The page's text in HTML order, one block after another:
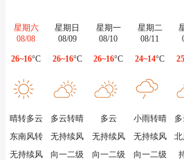
星期六
08/08
26~16°C
晴转多云
东南风转
无持续风
星期日
08/09
26~16°C
多云转晴
无持续风
向一二级
星期一
08/10
26~16°C
多云
无持续风
向一二级
星期二
08/11
24~14°C
小雨转晴
无持续风
向一二级